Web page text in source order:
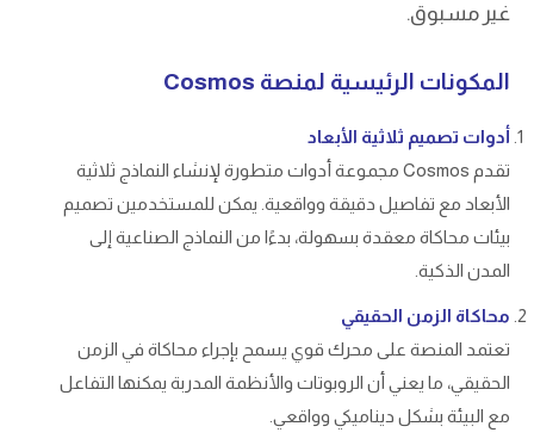
غير مسبوق.
المكونات الرئيسية لمنصة Cosmos
أدوات تصميم ثلاثية الأبعاد
تقدم Cosmos مجموعة أدوات متطورة لإنشاء النماذج ثلاثية
الأبعاد مع تفاصيل دقيقة وواقعية. يمكن للمستخدمين تصميم
بيئات محاكاة معقدة بسهولة، بدءًا من النماذج الصناعية إلى
المدن الذكية.
محاكاة الزمن الحقيقي
تعتمد المنصة على محرك قوي يسمح بإجراء محاكاة في الزمن
الحقيقي، ما يعني أن الروبوتات والأنظمة المدربة يمكنها التفاعل
مع البيئة بشكل ديناميكي وواقعي.